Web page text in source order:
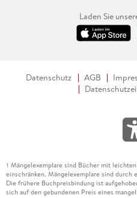
Laden Sie
Datenschutz AGB
1 Mängelexemplare sind Bücher mit
einschränken. Mängelexemplare sind durch
Die frühere Buchpreisbindung ist
sich auf den gebundenen Preis eines